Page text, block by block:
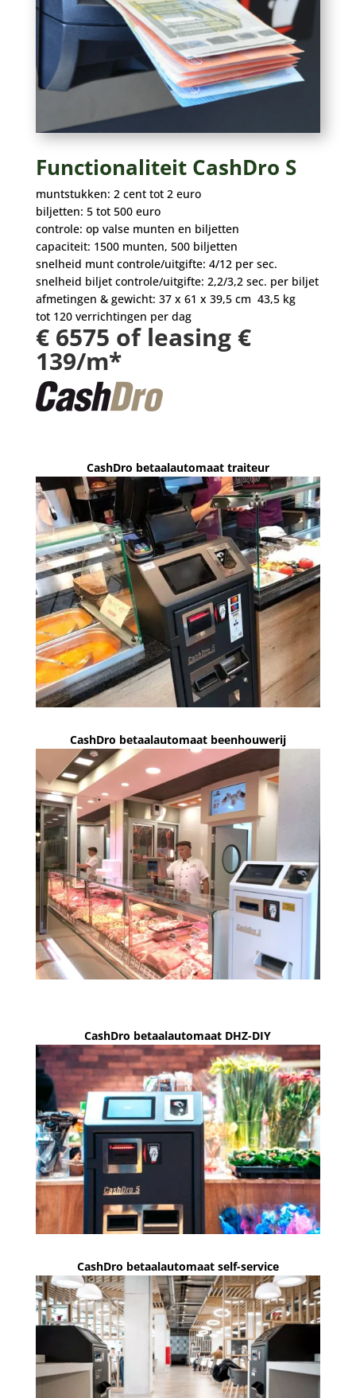
Functionaliteit CashDro S
muntstukken: 2 cent tot 2 euro
biljetten: 5 tot 500 euro
controle: op valse munten en biljetten
capaciteit: 1500 munten, 500 biljetten
snelheid munt controle/uitgifte: 4/12 per sec.
snelheid biljet controle/uitgifte: 2,2/3,2 sec. per biljet
afmetingen & gewicht: 37 x 61 x 39,5 cm 43,5 kg
tot 120 verrichtingen per dag
€ 6575 of leasing €
139/m*
CashDro betaalautomaat traiteur
CashDro betaalautomaat beenhouwerij
CashDro betaalautomaat DHZ-DIY
CashDro betaalautomaat self-service